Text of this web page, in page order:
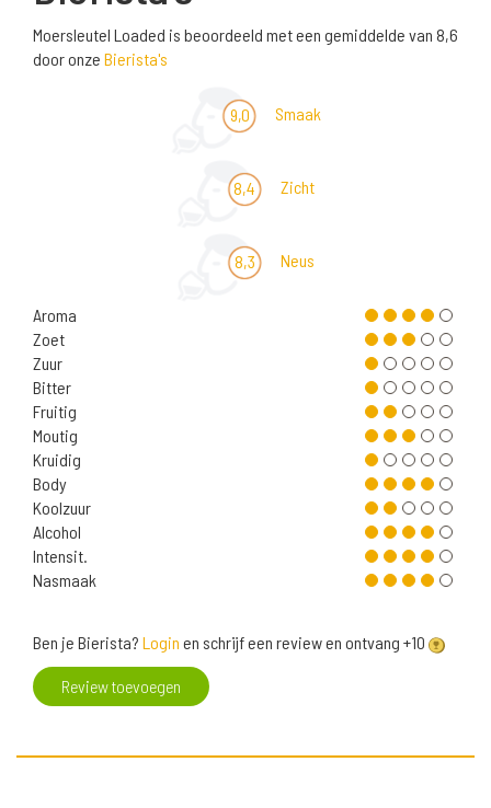
Moersleutel Loaded is beoordeeld met een gemiddelde van 8,6
door onze Bierista's
9,0 Smaak
8,4 Zicht
8,3 Neus
Aroma
Zoet
Zuur
Bitter
Fruitig
Moutig
Kruidig
Body
Koolzuur
Alcohol
Intensit.
Nasmaak
Ben je Bierista? Login en schrijf een review en ontvang +10
Review toevoegen